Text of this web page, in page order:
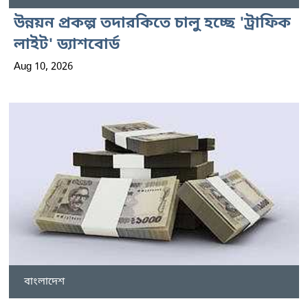
উন্নয়ন প্রকল্প তদারকিতে চালু হচ্ছে 'ট্রাফিক
লাইট' ড্যাশবোর্ড
Aug 10, 2026
বাংলাদেশ